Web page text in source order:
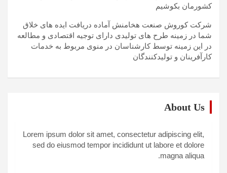
کشورمان بکوشیم
شرکت کوروش صنعت هخامنش آماده دریافت ایده های خلاق
شما در زمینه طرح های تولیدی دارای توجیه اقتصادی و مطالعه
در این زمینه توسط کارشناسان در منوی مربوط به خدمات
کارآفرینان و تولیدکنندگان
About Us
Lorem ipsum dolor sit amet, consectetur adipiscing elit,
sed do eiusmod tempor incididunt ut labore et dolore
magna aliqua.